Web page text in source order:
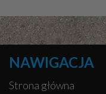
NAWIGACJA
Strona główna